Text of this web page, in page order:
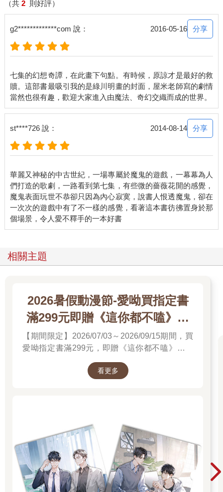
（共 2 則好評）
g2*************com 說： 2016-05-16 分享
七集的幻想奇譚，在此畫下句點。有時候，原諒才是最好的救
贖。這部書最吸引我的是綠川明畫的封面，屋米老師寫的劇情
st****726 說： 2014-08-14 分享
華麗又神秘的中古世紀，一場專屬於魔鬼的遊戲，一幕幕為人
們打造的歌劇，一路看到第七集，有些微的薔薇花開的感覺，
魔鬼表面玩世不恭卻只因為內心寂寞，說書人恨透魔鬼，卻在
一次次的遊戲中有了不一樣的感覺，看著這本書彷彿置身於那
個場景，令人愛不釋手的一本好書
相關主題
2026暑假動漫節-愛呦買指定書
滿299元即贈《這你都不嗑》文
件夾
【期間限定】2026/07/03～2026/09/15期間，買
愛呦指定書滿299元，即贈《這你都不嗑》文件
看更多